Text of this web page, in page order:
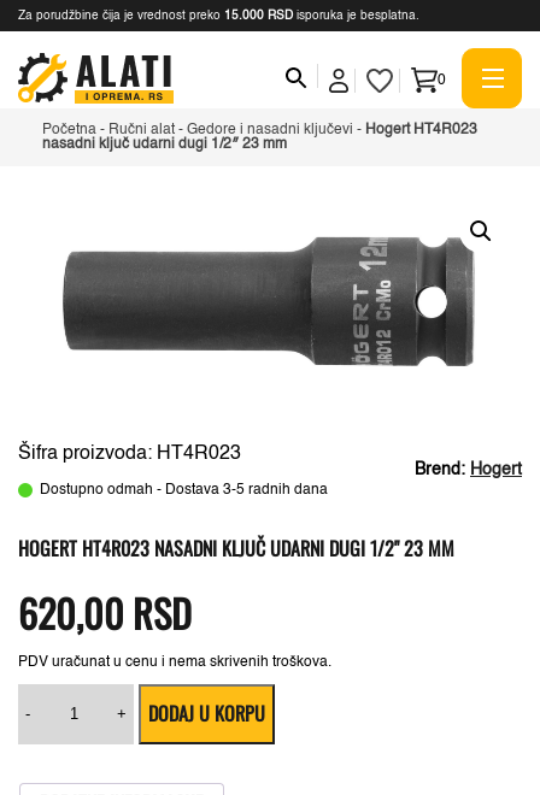
Za porudžbine čija je vrednost preko 15.000 RSD isporuka je besplatna.
0
Početna - Ručni alat - Gedore i nasadni ključevi - Hogert HT4R023
nasadni ključ udarni dugi 1/2″ 23 mm
Brend: Hogert
Šifra proizvoda: HT4R023
Dostupno odmah - Dostava 3-5 radnih dana
HOGERT HT4R023 NASADNI KLJUČ UDARNI DUGI 1/2" 23 MM
620,00 RSD
PDV uračunat u cenu i nema skrivenih troškova.
-
HT4R023
ključ
dugi
+ DODAJ U KORPU